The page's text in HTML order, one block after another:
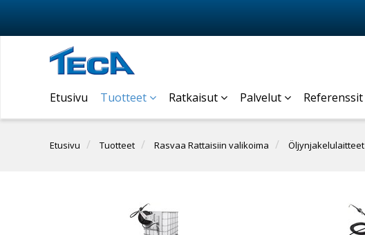
Etusivu Tuotteet Ratkaisut Palvelut Referenssit
Etusivu Tuotteet Rasvaa Rattaisiin valikoima Öljynjakelulaitteet